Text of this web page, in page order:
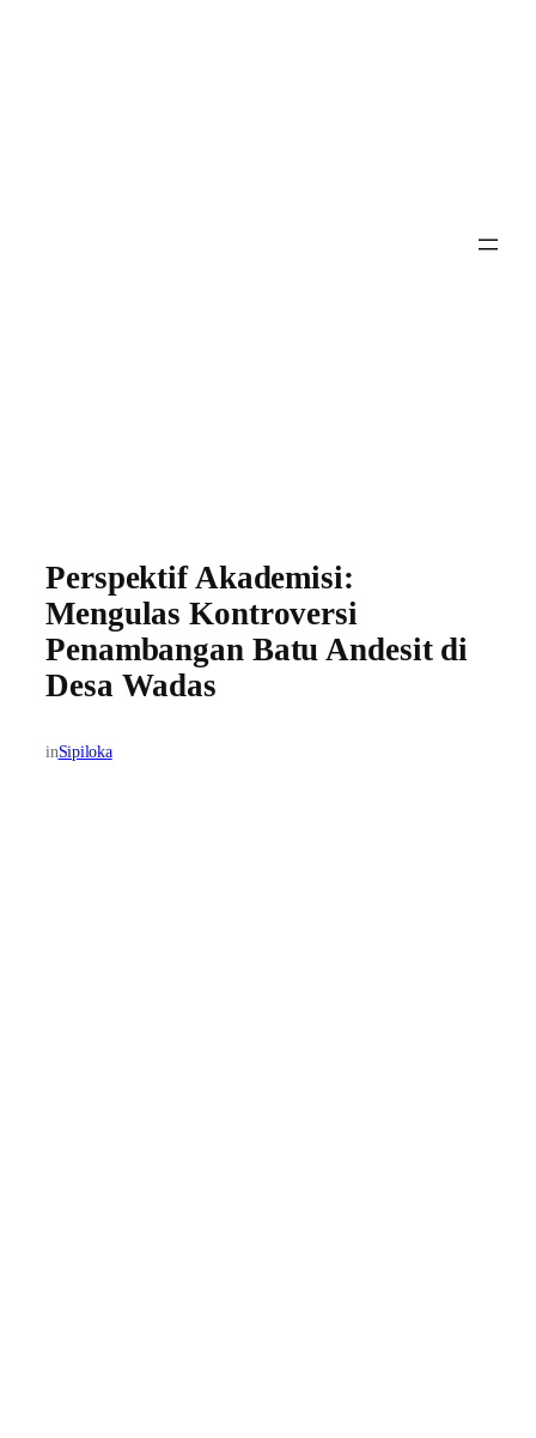
Perspektif Akademisi:
Mengulas Kontroversi
Penambangan Batu Andesit di
Desa Wadas
inSipiloka